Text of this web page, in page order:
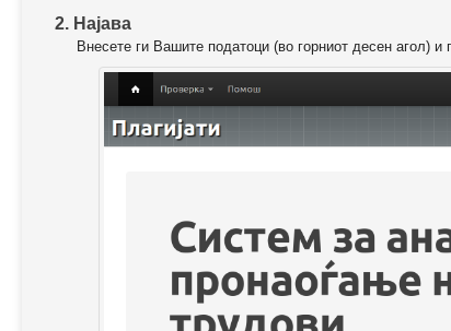
2. Најава
Внесете ги Вашите податоци (во горниот десен агол) и